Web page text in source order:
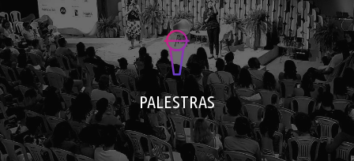
PALESTRAS
Lala Deheinzelin tem palestras realizadas
nos 4 continentes do mundo!
Clique aqui para contratar